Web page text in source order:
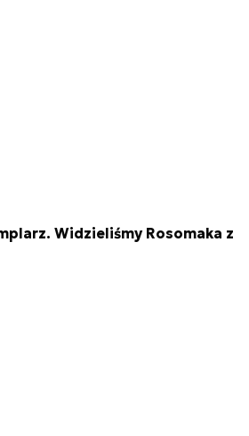
Widzieliśmy Rosomaka z